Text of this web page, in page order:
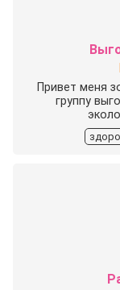
Привет меня
группу